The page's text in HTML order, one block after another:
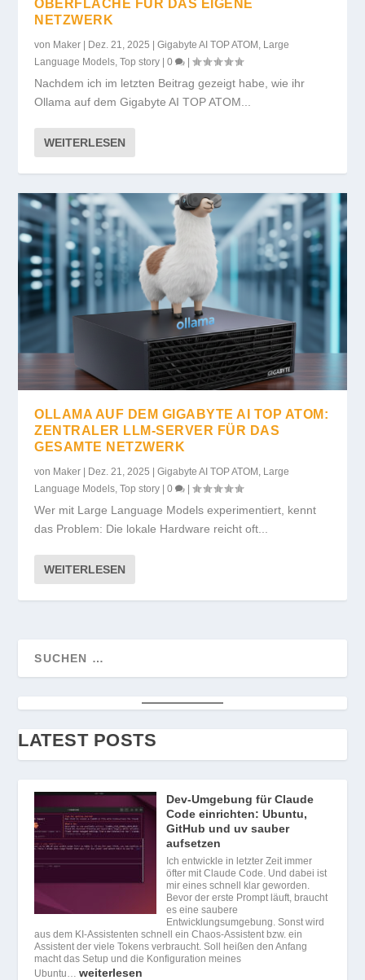
OBERFLÄCHE FÜR DAS EIGENE
NETZWERK
von Maker | Dez. 21, 2025 |Gigabyte AI TOP ATOM, Large
Language Models,Top story |0 |
Nachdem ich im letzten Beitrag gezeigt habe, wie ihr
Ollama auf dem Gigabyte AI TOP ATOM...
WEITERLESEN
OLLAMA AUF DEM GIGABYTE AI TOP ATOM:
ZENTRALER LLM-SERVER FÜR DAS
GESAMTE NETZWERK
von Maker | Dez. 21, 2025 |Gigabyte AI TOP ATOM Large
Language Models ,Top story |0 |
Wer mit Large Language Models experimentiert, kennt
das Problem: Die lokale Hardware reicht oft...
WEITERLESEN
LATEST POSTS
Dev-Umgebung für Claude
Code einrichten: Ubuntu,
GitHub und uv sauber
aufsetzen
Ich entwickle in letzter Zeit immer
öfter mit Claude Code. Und dabei ist
mir eines schnell klar geworden.
Bevor der erste Prompt läuft, braucht
es eine saubere
Entwicklungsumgebung. Sonst wird
aus dem KI-Assistenten schnell ein Chaos-Assistent bzw. ein
Assistent der viele Tokens verbraucht. Soll heißen den Anfang
macht das Setup und die Konfiguration meines
Ubuntu…weiterlesen